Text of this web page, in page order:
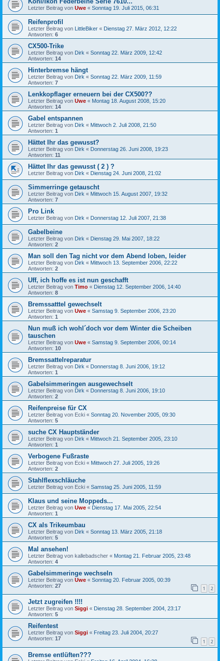
Letzter Beitrag von Uwe « Sonntag 19. Juli 2015, 06:31
Reifenprofil
Letzter Beitrag von LittleBiker « Dienstag 27. März 2012, 12:22
Antworten: 6
CX500-Trike
Letzter Beitrag von Dirk « Sonntag 22. März 2009, 12:42
Antworten: 14
Hinterbremse hängt
Letzter Beitrag von Dirk « Sonntag 22. März 2009, 11:59
Antworten: 7
Lenkkopflager erneuern bei der CX500??
Letzter Beitrag von Uwe « Montag 18. August 2008, 15:20
Antworten: 14
Gabel entspannen
Letzter Beitrag von Dirk « Mittwoch 2. Juli 2008, 21:50
Antworten: 1
Hättet Ihr das gewusst?
Letzter Beitrag von Dirk « Donnerstag 26. Juni 2008, 19:23
Antworten: 11
Hättet Ihr das gewusst ( 2 ) ?
Letzter Beitrag von Dirk « Dienstag 24. Juni 2008, 21:02
Simmerringe getauscht
Letzter Beitrag von Dirk « Mittwoch 15. August 2007, 19:32
Antworten: 7
Pro Link
Letzter Beitrag von Dirk « Donnerstag 12. Juli 2007, 21:38
Gabelbeine
Letzter Beitrag von Dirk « Dienstag 29. Mai 2007, 18:22
Antworten: 2
Man soll den Tag nicht vor dem Abend loben, leider
Letzter Beitrag von Dirk « Mittwoch 13. September 2006, 22:22
Antworten: 2
Uff, ich hoffe es ist nun geschafft
Letzter Beitrag von Timo « Dienstag 12. September 2006, 14:40
Antworten: 8
Bremssatttel gewechselt
Letzter Beitrag von Uwe « Samstag 9. September 2006, 23:20
Antworten: 1
Nun muß ich wohl´doch vor dem Winter die Scheiben
tauschen
Letzter Beitrag von Uwe « Samstag 9. September 2006, 00:14
Antworten: 10
Bremssattelreparatur
Letzter Beitrag von Dirk « Donnerstag 8. Juni 2006, 19:12
Antworten: 1
Gabelsimmeringen ausgewechselt
Letzter Beitrag von Dirk « Donnerstag 8. Juni 2006, 19:10
Antworten: 2
Reifenpreise für CX
Letzter Beitrag von Ecki « Sonntag 20. November 2005, 09:30
Antworten: 5
suche CX Hauptständer
Letzter Beitrag von Dirk « Mittwoch 21. September 2005, 23:10
Antworten: 1
Verbogene Fußraste
Letzter Beitrag von Ecki « Mittwoch 27. Juli 2005, 19:26
Antworten: 2
Stahlflexschläuche
Letzter Beitrag von Ecki « Samstag 25. Juni 2005, 11:59
Klaus und seine Moppeds...
Letzter Beitrag von Uwe « Dienstag 17. Mai 2005, 22:54
Antworten: 1
CX als Trikeumbau
Letzter Beitrag von Dirk « Sonntag 13. März 2005, 21:18
Antworten: 5
Mal ansehen!
Letzter Beitrag von kallebadscher « Montag 21. Februar 2005, 23:48
Antworten: 4
Gabelsimmeringe wechseln
Letzter Beitrag von Uwe « Sonntag 20. Februar 2005, 00:39
Antworten: 27 1 2
Jetzt zugreifen !!!!
Letzter Beitrag von Siggi « Dienstag 28. September 2004, 23:17
Antworten: 5
Reifentest
Letzter Beitrag von Siggi « Freitag 23. Juli 2004, 20:27
Antworten: 17 1 2
Bremse entlüften???